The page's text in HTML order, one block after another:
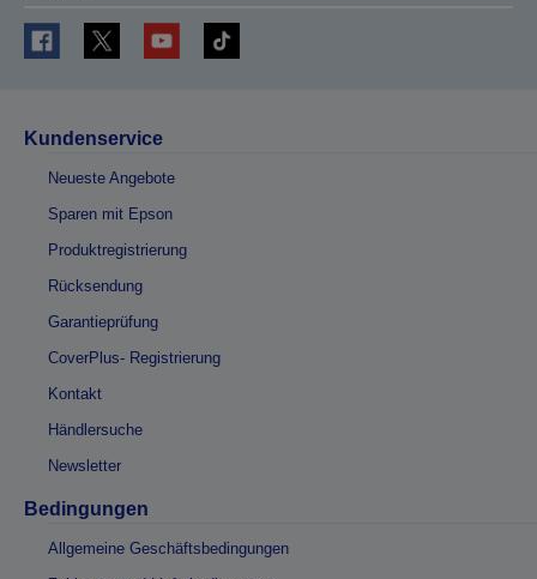
Kundenservice
Neueste Angebote
Sparen mit Epson
Produktregistrierung
Rücksendung
Garantieprüfung
CoverPlus- Registrierung
Kontakt
Händlersuche
Newsletter
Bedingungen
Allgemeine Geschäftsbedingungen